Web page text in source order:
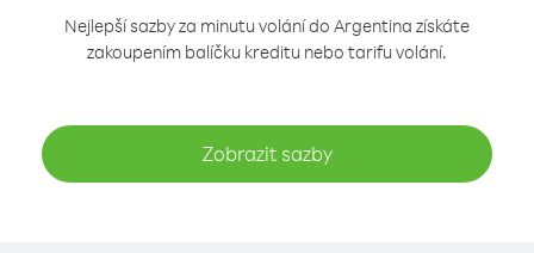
Nejlepší sazby za minutu volání do Argentina získáte
zakoupením balíčku kreditu nebo tarifu volání.
Zobrazit sazby